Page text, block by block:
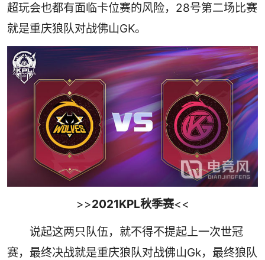
超玩会也都有面临卡位赛的风险，28号第二场比赛
就是重庆狼队对战佛山GK。
>>2021KPL秋季赛<<
说起这两只队伍，就不得不提起上一次世冠
赛，最终决战就是重庆狼队对战佛山Gk，最终狼队